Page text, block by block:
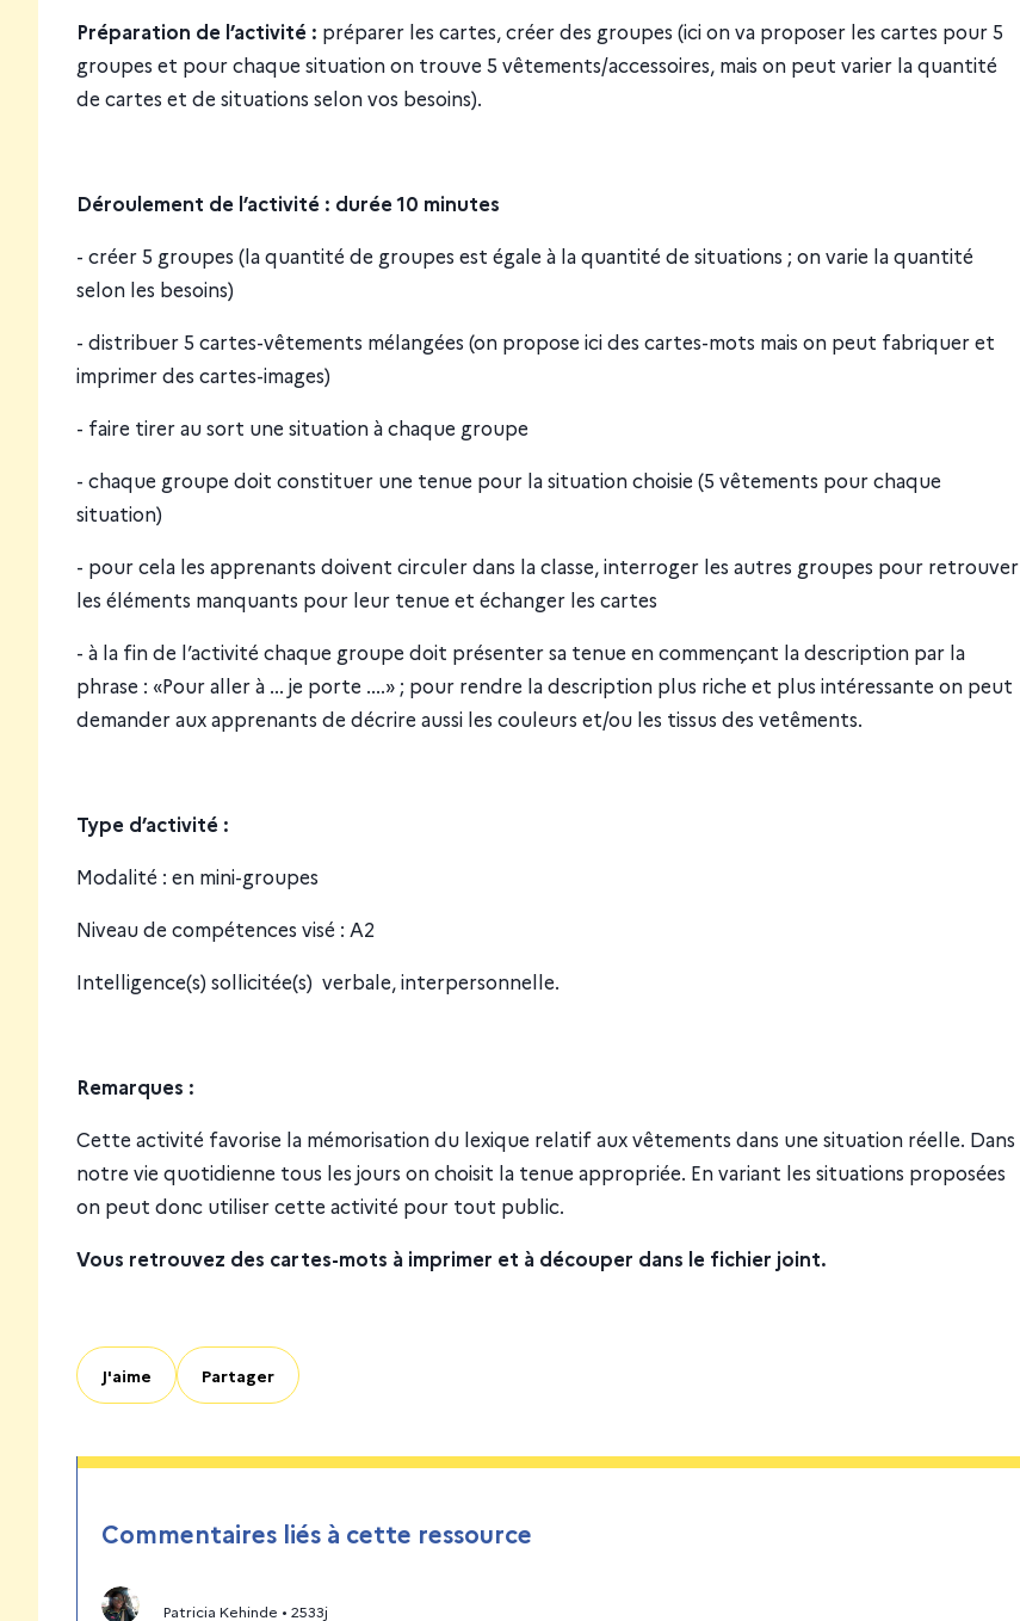
Préparation de l’activité : préparer les cartes, créer des groupes (ici on va proposer les cartes pour 5
groupes et pour chaque situation on trouve 5 vêtements/accessoires, mais on peut varier la quantité
de cartes et de situations selon vos besoins).
Déroulement de l’activité : durée 10 minutes
- créer 5 groupes (la quantité de groupes est égale à la quantité de situations ; on varie la quantité
selon les besoins)
- distribuer 5 cartes-vêtements mélangées (on propose ici des cartes-mots mais on peut fabriquer et
imprimer des cartes-images)
- faire tirer au sort une situation à chaque groupe
- chaque groupe doit constituer une tenue pour la situation choisie (5 vêtements pour chaque
situation)
- pour cela les apprenants doivent circuler dans la classe, interroger les autres groupes pour retrouver
les éléments manquants pour leur tenue et échanger les cartes
- à la fin de l’activité chaque groupe doit présenter sa tenue en commençant la description par la
phrase : «Pour aller à ... je porte ....» ; pour rendre la description plus riche et plus intéressante on peut
demander aux apprenants de décrire aussi les couleurs et/ou les tissus des vetêments.
Type d’activité :
Modalité : en mini-groupes
Niveau de compétences visé : A2
Intelligence(s) sollicitée(s) verbale, interpersonnelle.
Remarques :
Cette activité favorise la mémorisation du lexique relatif aux vêtements dans une situation réelle. Dans
notre vie quotidienne tous les jours on choisit la tenue appropriée. En variant les situations proposées
on peut donc utiliser cette activité pour tout public.
Vous retrouvez des cartes-mots à imprimer et à découper dans le fichier joint.
J'aime Partager
Commentaires liés à cette ressource
Patricia Kehinde • 2533j